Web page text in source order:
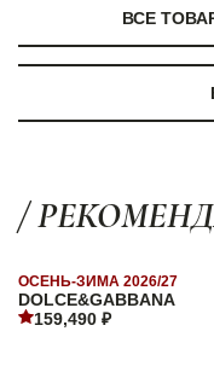
ВСЕ
/
DOLCE&GABBANA
ОСЕНЬ-ЗИМА 2026/27
159,490 ₽